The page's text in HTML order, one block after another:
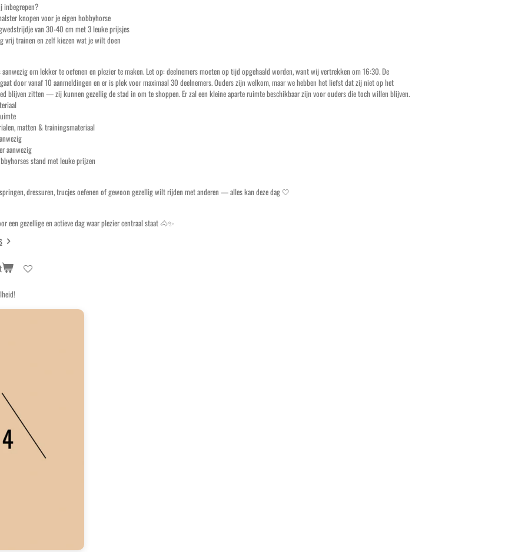
inbegrepen?
knopen voor je eigen hobbyhorse
van 30-40 cm met 3 leuke prijsjes
vrij trainen en zelf kiezen wat je wilt doen
aanwezig om lekker te oefenen en plezier te maken. Let op: deelnemers moeten op tijd opgehaald worden, want wij vertrekken om 16:30. De
door vanaf 10 aanmeldingen en er is plek voor maximaal 30 deelnemers. Ouders zijn welkom, maar we hebben het liefst dat zij niet op het
blijven zitten — zij kunnen gezellig de stad in om te shoppen. Er zal een kleine aparte ruimte beschikbaar zijn voor ouders die toch willen blijven.
matten & trainingsmateriaal
aanwezig
stand met leuke prijzen
dressuren, trucjes oefenen of gewoon gezellig wilt rijden met anderen — alles kan deze dag 🤍
een gezellige en actieve dag waar plezier centraal staat 🐴✨